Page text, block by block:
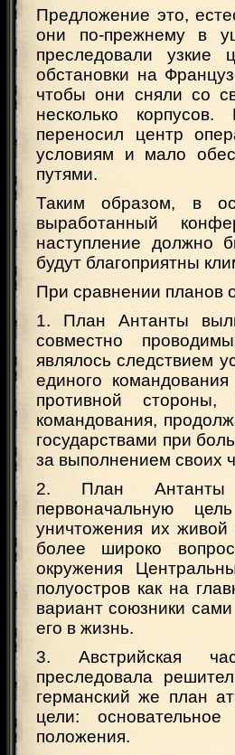
Предложение это,
они по-прежнему в
преследовали узкие
обстановки на
чтобы они сняли со
несколько
переносил центр
условиям и мало
путями.
Таким образом, в
выработанный
наступление должно
будут благоприятны
При сравнении планов
1. План Антанты
совместно
являлось следствием
единого
противной стороны,
командования,
государствами при
за выполнением своих
2. План Антанты
первоначальную
уничтожения их живой
более широко вопрос
окружения
полуостров как на
вариант союзники
его в жизнь.
3. Австрийская
преследовала
германский же план
цели: основательное
положения.